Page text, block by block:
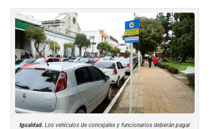
Igualdad. Los vehículos de concejales y funcionarios deberán pagar